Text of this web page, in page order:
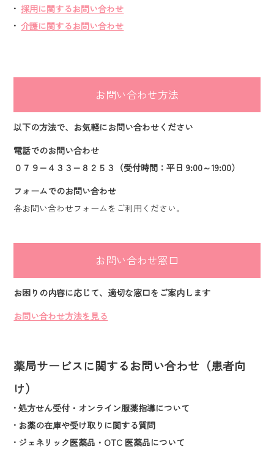
•採用に関するお問い合わせ
•介護に関するお問い合わせ
お問い合わせ方法
以下の方法で、お気軽にお問い合わせください
電話でのお問い合わせ
０７９−４３３−８２５３（受付時間：平日 9:00～19:00）
フォームでのお問い合わせ
各お問い合わせフォームをご利用ください。
お問い合わせ窓口
お困りの内容に応じて、適切な窓口をご案内します
お問い合わせ方法を見る
薬局サービスに関するお問い合わせ（患者向
け）
• 処方せん受付・オンライン服薬指導について
• お薬の在庫や受け取りに関する質問
• ジェネリック医薬品・OTC 医薬品について